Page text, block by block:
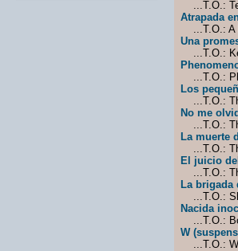
...T.O.:
Atrapada
...T.O.: A
Una
...T.O.:
...T.O.:
Los
...T.O.:
No me
...T.O.:
La muerte
...T.O.:
El juicio
...T.O.:
La brigada
...T.O.:
Nacida
...T.O.:
W
...T.O.: W